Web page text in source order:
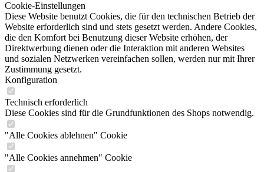
Cookie-Einstellungen
Diese Website benutzt Cookies, die für den technischen Betrieb der
Website erforderlich sind und stets gesetzt werden. Andere Cookies,
die den Komfort bei Benutzung dieser Website erhöhen, der
Direktwerbung dienen oder die Interaktion mit anderen Websites
und sozialen Netzwerken vereinfachen sollen, werden nur mit Ihrer
Zustimmung gesetzt.
Konfiguration
Technisch erforderlich
Diese Cookies sind für die Grundfunktionen des Shops notwendig.
"Alle Cookies ablehnen" Cookie
"Alle Cookies annehmen" Cookie